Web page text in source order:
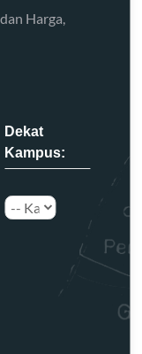
Harga,
Dekat
Kampus: